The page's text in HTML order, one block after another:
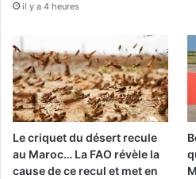
il y a 4 heures
Le criquet du désert recule
au Maroc… La FAO révèle la
cause de ce recul et met en